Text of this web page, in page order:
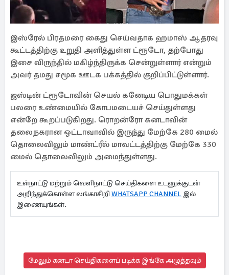
இஸ்ரேல் பிரதமரை கைது செய்வதாக ஹமாஸ் ஆதரவு
கூட்டத்திற்கு உறுதி அளித்துள்ள ட்ரூடோ, தற்போது
இசை விருந்தில் மகிழ்ந்திருக்க சென்றுள்ளார் என்றும்
அவர் தமது சமூக ஊடக பக்கத்தில் குறிப்பிட்டுள்ளார்.
ஜஸ்டின் ட்ரூடோவின் செயல் கனேடிய பொதுமக்கள்
பலரை உண்மையில் கோபமடையச் செய்துள்ளது
என்றே கூறப்படுகிறது. ரொறன்ரோ கனடாவின்
தலைநகரான ஒட்டாவாவில் இருந்து மேற்கே 280 மைல்
தொலைவிலும் மாண்ட்ரீல் மாவட்டத்திற்கு மேற்கே 330
மைல் தொலைவிலும் அமைந்துள்ளது.
உள்நாட்டு மற்றும் வெளிநாட்டு செய்திகளை உடனுக்குடன்
அறிந்துக்கொள்ள லங்காசிறி WHATSAPP CHANNEL இல்
இணையுங்கள்.
மேலும் கனடா செய்திகளைப் படிக்க இங்கே அழுத்தவும்